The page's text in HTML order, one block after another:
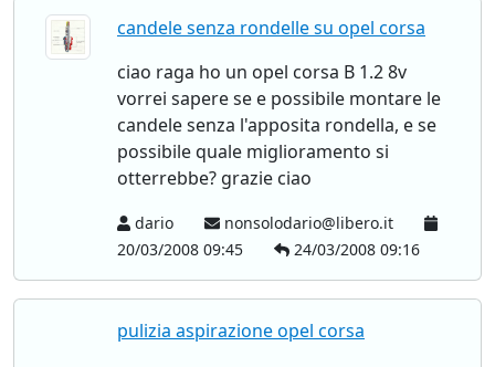
candele senza rondelle su opel corsa
ciao raga ho un opel corsa B 1.2 8v
vorrei sapere se e possibile montare le
candele senza l'apposita rondella, e se
possibile quale miglioramento si
otterrebbe? grazie ciao
dario
nonsolodario@libero.it
20/03/2008 09:45
24/03/2008 09:16
pulizia aspirazione opel corsa